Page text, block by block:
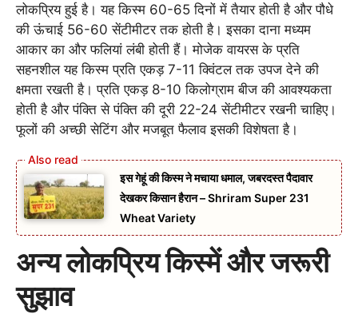
लोकप्रिय हुई है। यह किस्म 60-65 दिनों में तैयार होती है और पौधे
की ऊंचाई 56-60 सेंटीमीटर तक होती है। इसका दाना मध्यम
आकार का और फलियां लंबी होती हैं। मोजेक वायरस के प्रति
सहनशील यह किस्म प्रति एकड़ 7-11 क्विंटल तक उपज देने की
क्षमता रखती है। प्रति एकड़ 8-10 किलोग्राम बीज की आवश्यकता
होती है और पंक्ति से पंक्ति की दूरी 22-24 सेंटीमीटर रखनी चाहिए।
फूलों की अच्छी सेटिंग और मजबूत फैलाव इसकी विशेषता है।
इस गेहूं की किस्म ने मचाया धमाल, जबरदस्त पैदावार
देखकर किसान हैरान – Shriram Super 231
Wheat Variety
अन्य लोकप्रिय किस्में और जरूरी
सुझाव